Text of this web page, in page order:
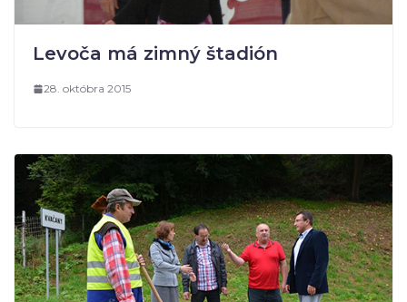
Levoča má zimný štadión
28. októbra 2015